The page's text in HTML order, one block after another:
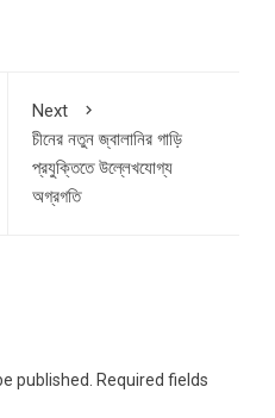
Next
চীনের নতুন জ্বালানির গাড়ি
প্রযুক্তিতে উল্লেখযোগ্য
অগ্রগতি
published. Required fields